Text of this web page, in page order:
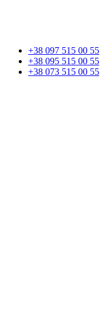
+38 097 515 00 55
+38 095 515 00 55
+38 073 515 00 55